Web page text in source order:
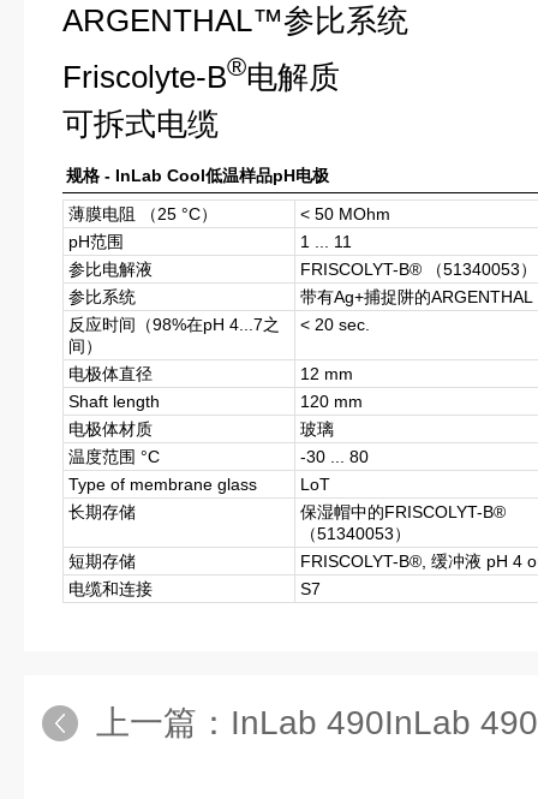
ARGENTHAL™参比系统
Friscolyte-B®电解质
可拆式电缆
规格 - InLab Cool低温样品pH电极
薄膜电阻 （25 °C）
< 50 MOhm
pH范围
1 ... 11
参比电解液
FRISCOLYT-B® （51340053）
参比系统
带有Ag+捕捉阱的ARGENTHAL
反应时间（98%在pH 4...7之
间）
< 20 sec.
电极体直径
12 mm
Shaft length
120 mm
电极体材质
玻璃
温度范围 °C
-30 ... 80
Type of membrane glass
LoT
长期存储
保湿帽中的FRISCOLYT-B®
（51340053）
短期存储
FRISCOLYT-B®, 缓冲液 pH 4
电缆和连接
S7
上一篇： InLab 490InLab 490pH离